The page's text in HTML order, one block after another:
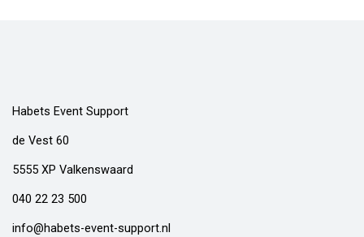
Habets Event Support
de Vest 60
5555 XP Valkenswaard
040 22 23 500
info@habets-event-support.nl